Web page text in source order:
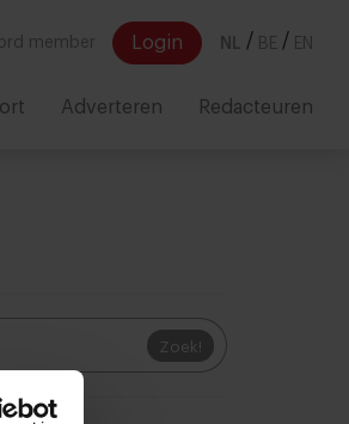
member Login NL / BE / EN
Adverteren Redacteuren
Zoek!